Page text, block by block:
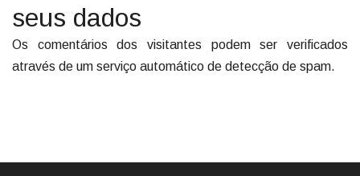
seus dados
Os comentários dos visitantes podem ser verificados
através de um serviço automático de detecção de spam.